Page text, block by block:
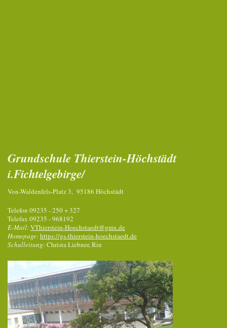
Grundschule Thierstein-Höchstädt
i.Fichtelgebirge/
Von-Waldenfels-Platz 3, 95186 Höchstädt
Telefon 09235 - 250 + 327
Telefax 09235 - 968192
E-Mail:VThierstein-Hoechstaedt@gmx.de
Homepage:https://gs-thierstein-hoechstaedt.de
Schulleitung: Christa Liebner, Rin